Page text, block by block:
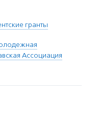
гранты
Ассоциация